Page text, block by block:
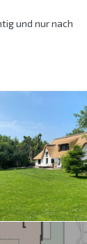
und nur nach